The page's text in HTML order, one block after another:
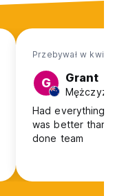
Przebywał w kwi
G Grant
Had everything
was better than
done team